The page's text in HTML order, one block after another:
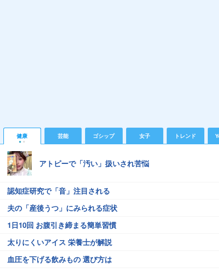
健康 芸能 ゴシップ 女子 トレンド
アトピーで「汚い」扱いされ苦悩
認知症研究で「音」注目される
夫の「産後うつ」にみられる症状
1日10回 お腹引き締まる簡単習慣
太りにくいアイス 栄養士が解説
血圧を下げる飲みもの 選び方は